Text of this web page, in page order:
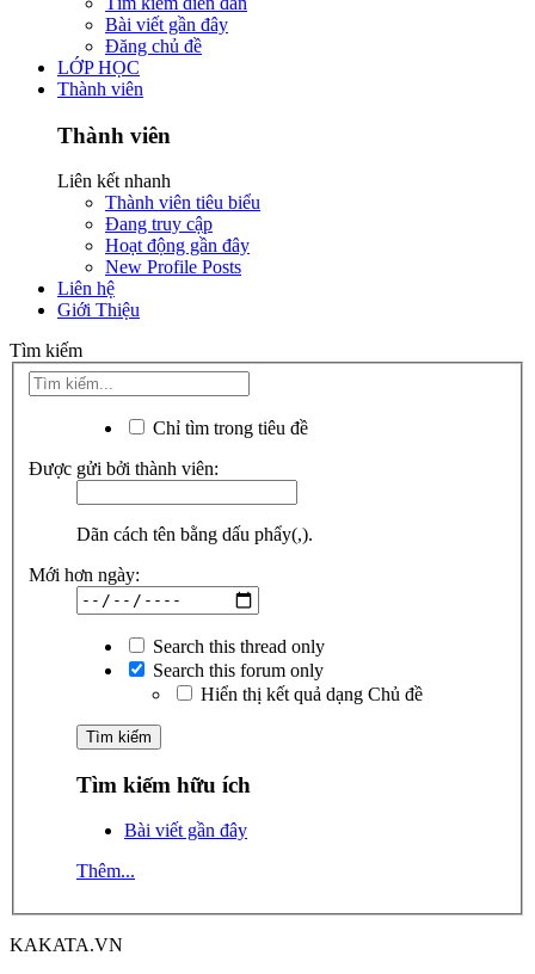
Bài viết gần đây
Đăng chủ đề
LỚP HỌC
Thành viên
Thành viên
Liên kết nhanh
Thành viên tiêu biểu
Đang truy cập
Hoạt động gần đây
New Profile Posts
Liên hệ
Giới Thiệu
Tìm kiếm
Chỉ tìm trong tiêu đề
Được gửi bởi thành viên:
Dãn cách tên bằng dấu phẩy(,).
Mới hơn ngày:
Search this thread only
Search this forum only
Hiển thị kết quả dạng Chủ đề
Tìm kiếm hữu ích
Bài viết gần đây
Thêm...
KAKATA.VN